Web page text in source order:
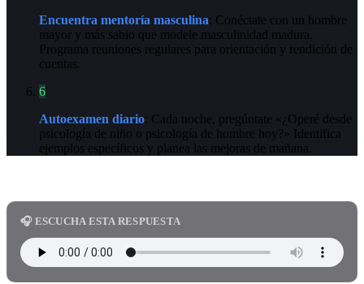
Encuentra mentoría masculina: Conéctate con un hombre
mayor y más sabio que modele masculinidad madura.
Programa reuniones regulares para orientación y rendición de
cuentas.
6
Autoexamen diario: Cada noche, pregúntate «¿Operé desde
psicología de niño o psicología de hombre hoy?» Identifica
ejemplos específicos y planea las mejoras de mañana.
🎧 ESCUCHA ESTA RESPUESTA